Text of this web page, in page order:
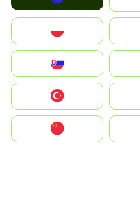
United States
中國香港特別行政區